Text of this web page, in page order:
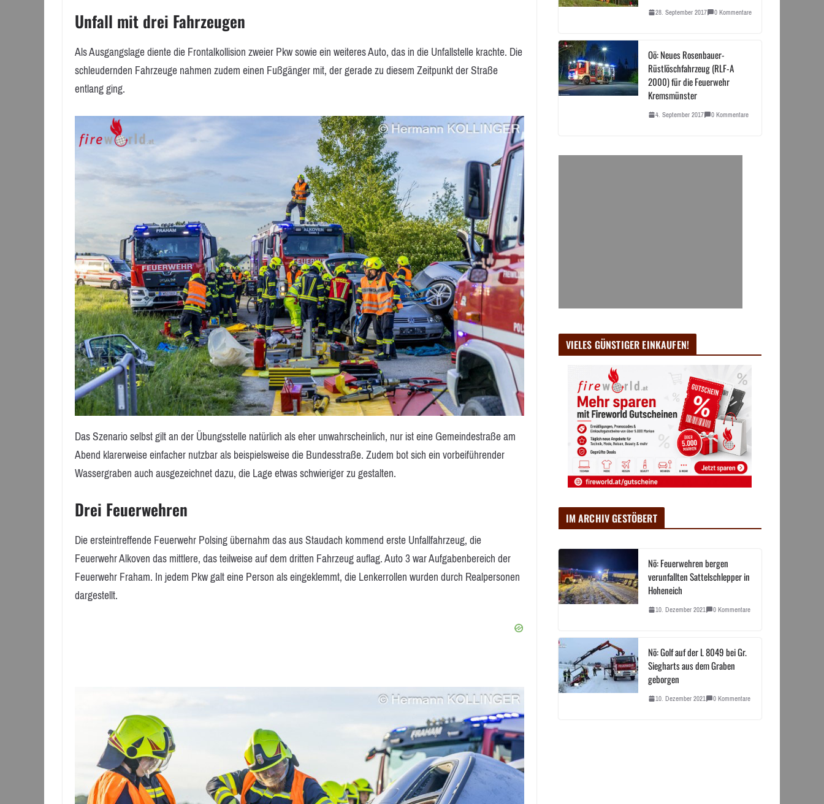
Unfall mit drei Fahrzeugen
Als Ausgangslage diente die Frontalkollision zweier Pkw sowie ein weiteres Auto, das in die Unfallstelle krachte. Die
schleudernden Fahrzeuge nahmen zudem einen Fußgänger mit, der gerade zu diesem Zeitpunkt der Straße
entlang ging.
Das Szenario selbst gilt an der Übungsstelle natürlich als eher unwahrscheinlich, nur ist eine Gemeindestraße am
Abend klarerweise einfacher nutzbar als beispielsweise die Bundesstraße. Zudem bot sich ein vorbeiführender
Wassergraben auch ausgezeichnet dazu, die Lage etwas schwieriger zu gestalten.
Drei Feuerwehren
Die ersteintreffende Feuerwehr Polsing übernahm das aus Staudach kommend erste Unfallfahrzeug, die
Feuerwehr Alkoven das mittlere, das teilweise auf dem dritten Fahrzeug auflag. Auto 3 war Aufgabenbereich der
Feuerwehr Fraham. In jedem Pkw galt eine Person als eingeklemmt, die Lenkerrollen wurden durch Realpersonen
dargestellt.
28. September 2017 0 Kommentare
Oö: Neues Rosenbauer-
Rüstlöschfahrzeug (RLF-A
2000) für die Feuerwehr
Kremsmünster
4. September 2017 0 Kommentare
VIELES GÜNSTIGER EINKAUFEN!
IM ARCHIV GESTÖBERT
Nö: Feuerwehren bergen
verunfallten Sattelschlepper in
Hoheneich
10. Dezember 2021 0 Kommentare
Nö: Golf auf der L 8049 bei Gr.
Siegharts aus dem Graben
geborgen
10. Dezember 2021 0 Kommentare